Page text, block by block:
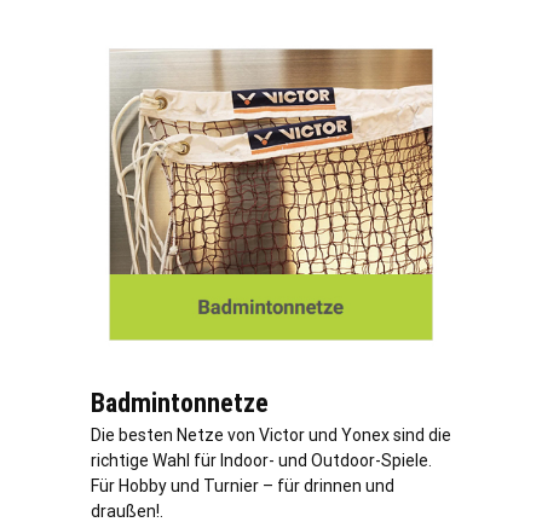
Badmintonnetze
Die besten Netze von Victor und Yonex sind die
richtige Wahl für Indoor- und Outdoor-Spiele.
Für Hobby und Turnier – für drinnen und
draußen!.